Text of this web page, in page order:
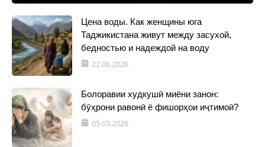
Цена воды. Как женщины юга
Таджикистана живут между засухой,
бедностью и надеждой на воду
22.06.2026
Болоравии худкушӣ миёни занон:
бӯҳрони равонӣ ё фишорҳои иҷтимоӣ?
05.03.2026